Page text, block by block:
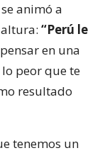
animó a
“Perú le
en una
peor que te
resultado
tenemos un